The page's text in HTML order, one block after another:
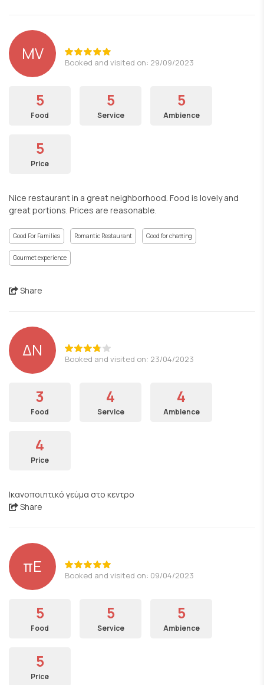
MV Booked and visited on: 29/09/2023
5
Food
5
Service
5
Ambience
5
Price
Nice restaurant in a great neighborhood. Food is lovely and
great portions. Prices are reasonable.
Good For Families Romantic Restaurant Good for chatting
Gourmet experience
Share
ΔΝ Booked and visited on: 23/04/2023
3
Food
4
Service
4
Ambience
4
Price
Ικανοποιητικό γεύμα στο κεντρο
Share
πΕ Booked and visited on: 09/04/2023
5
Food
5
Service
5
Ambience
5
Price